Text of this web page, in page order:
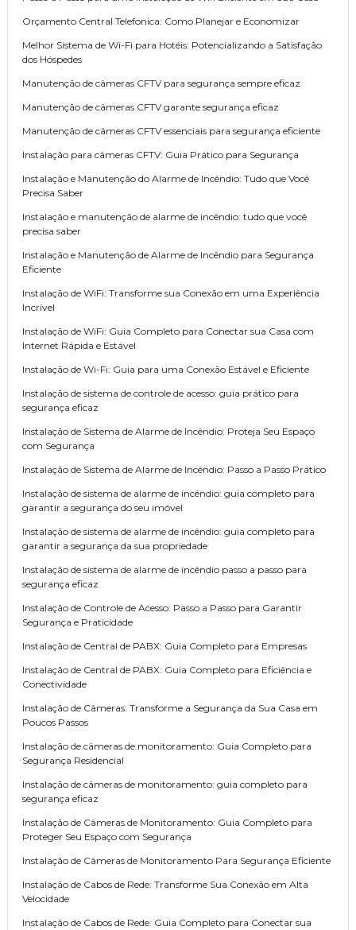
Orçamento Central Telefonica: Como Planejar e Economizar
Melhor Sistema de Wi-Fi para Hotéis: Potencializando a Satisfação
dos Hóspedes
Manutenção de câmeras CFTV para segurança sempre eficaz
Manutenção de câmeras CFTV garante segurança eficaz
Manutenção de câmeras CFTV essenciais para segurança eficiente
Instalação para câmeras CFTV: Guia Prático para Segurança
Instalação e Manutenção do Alarme de Incêndio: Tudo que Você
Precisa Saber
Instalação e manutenção de alarme de incêndio: tudo que você
precisa saber
Instalação e Manutenção de Alarme de Incêndio para Segurança
Eficiente
Instalação de WiFi: Transforme sua Conexão em uma Experiência
Incrível
Instalação de WiFi: Guia Completo para Conectar sua Casa com
Internet Rápida e Estável
Instalação de Wi-Fi: Guia para uma Conexão Estável e Eficiente
Instalação de sistema de controle de acesso: guia prático para
segurança eficaz
Instalação de Sistema de Alarme de Incêndio: Proteja Seu Espaço
com Segurança
Instalação de Sistema de Alarme de Incêndio: Passo a Passo Prático
Instalação de sistema de alarme de incêndio: guia completo para
garantir a segurança do seu imóvel
Instalação de sistema de alarme de incêndio: guia completo para
garantir a segurança da sua propriedade
Instalação de sistema de alarme de incêndio passo a passo para
segurança eficaz
Instalação de Controle de Acesso: Passo a Passo para Garantir
Segurança e Praticidade
Instalação de Central de PABX: Guia Completo para Empresas
Instalação de Central de PABX: Guia Completo para Eficiência e
Conectividade
Instalação de Câmeras: Transforme a Segurança da Sua Casa em
Poucos Passos
Instalação de câmeras de monitoramento: Guia Completo para
Segurança Residencial
Instalação de câmeras de monitoramento: guia completo para
segurança eficaz
Instalação de Câmeras de Monitoramento: Guia Completo para
Proteger Seu Espaço com Segurança
Instalação de Câmeras de Monitoramento Para Segurança Eficiente
Instalação de Cabos de Rede: Transforme Sua Conexão em Alta
Velocidade
Instalação de Cabos de Rede: Guia Completo para Conectar sua